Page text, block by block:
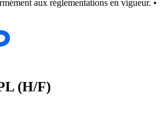
aux réglementations en vigueur. •
(H/F)